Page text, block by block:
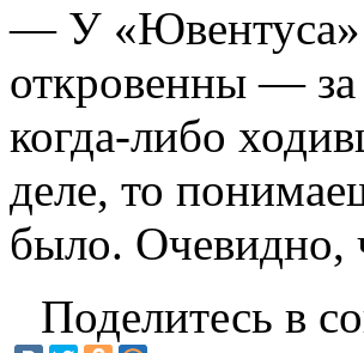
— У «Ювентуса»
откровенны — за
когда-либо
деле, то
было. Очевидно,
Поделитесь в